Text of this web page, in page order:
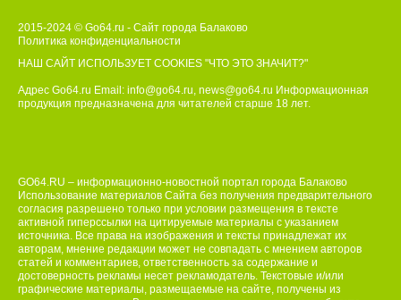
2015-2024 © Go64.ru - Сайт города Балаково
Политика конфиденциальности
НАШ САЙТ ИСПОЛЬЗУЕТ COOKIES "ЧТО ЭТО ЗНАЧИТ?"
Адрес Go64.ru Email: info@go64.ru, news@go64.ru Информационная
продукция предназначена для читателей старше 18 лет.
GO64.RU – информационно-новостной портал города Балаково
Использование материалов Сайта без получения предварительного
согласия разрешено только при условии размещения в тексте
активной гиперссылки на цитируемые материалы с указанием
источника. Все права на изображения и тексты принадлежат их
авторам, мнение редакции может не совпадать с мнением авторов
статей и комментариев, ответственность за содержание и
достоверность рекламы несет рекламодатель. Текстовые и/или
графические материалы, размещаемые на сайте, получены из